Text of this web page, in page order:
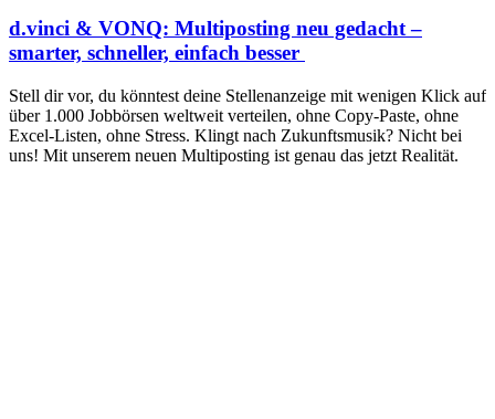
d.vinci & VONQ: Multiposting neu gedacht –
smarter, schneller, einfach besser
Stell dir vor, du könntest deine Stellenanzeige mit wenigen Klick auf
über 1.000 Jobbörsen weltweit verteilen, ohne Copy-Paste, ohne
Excel-Listen, ohne Stress. Klingt nach Zukunftsmusik? Nicht bei
uns! Mit unserem neuen Multiposting ist genau das jetzt Realität.